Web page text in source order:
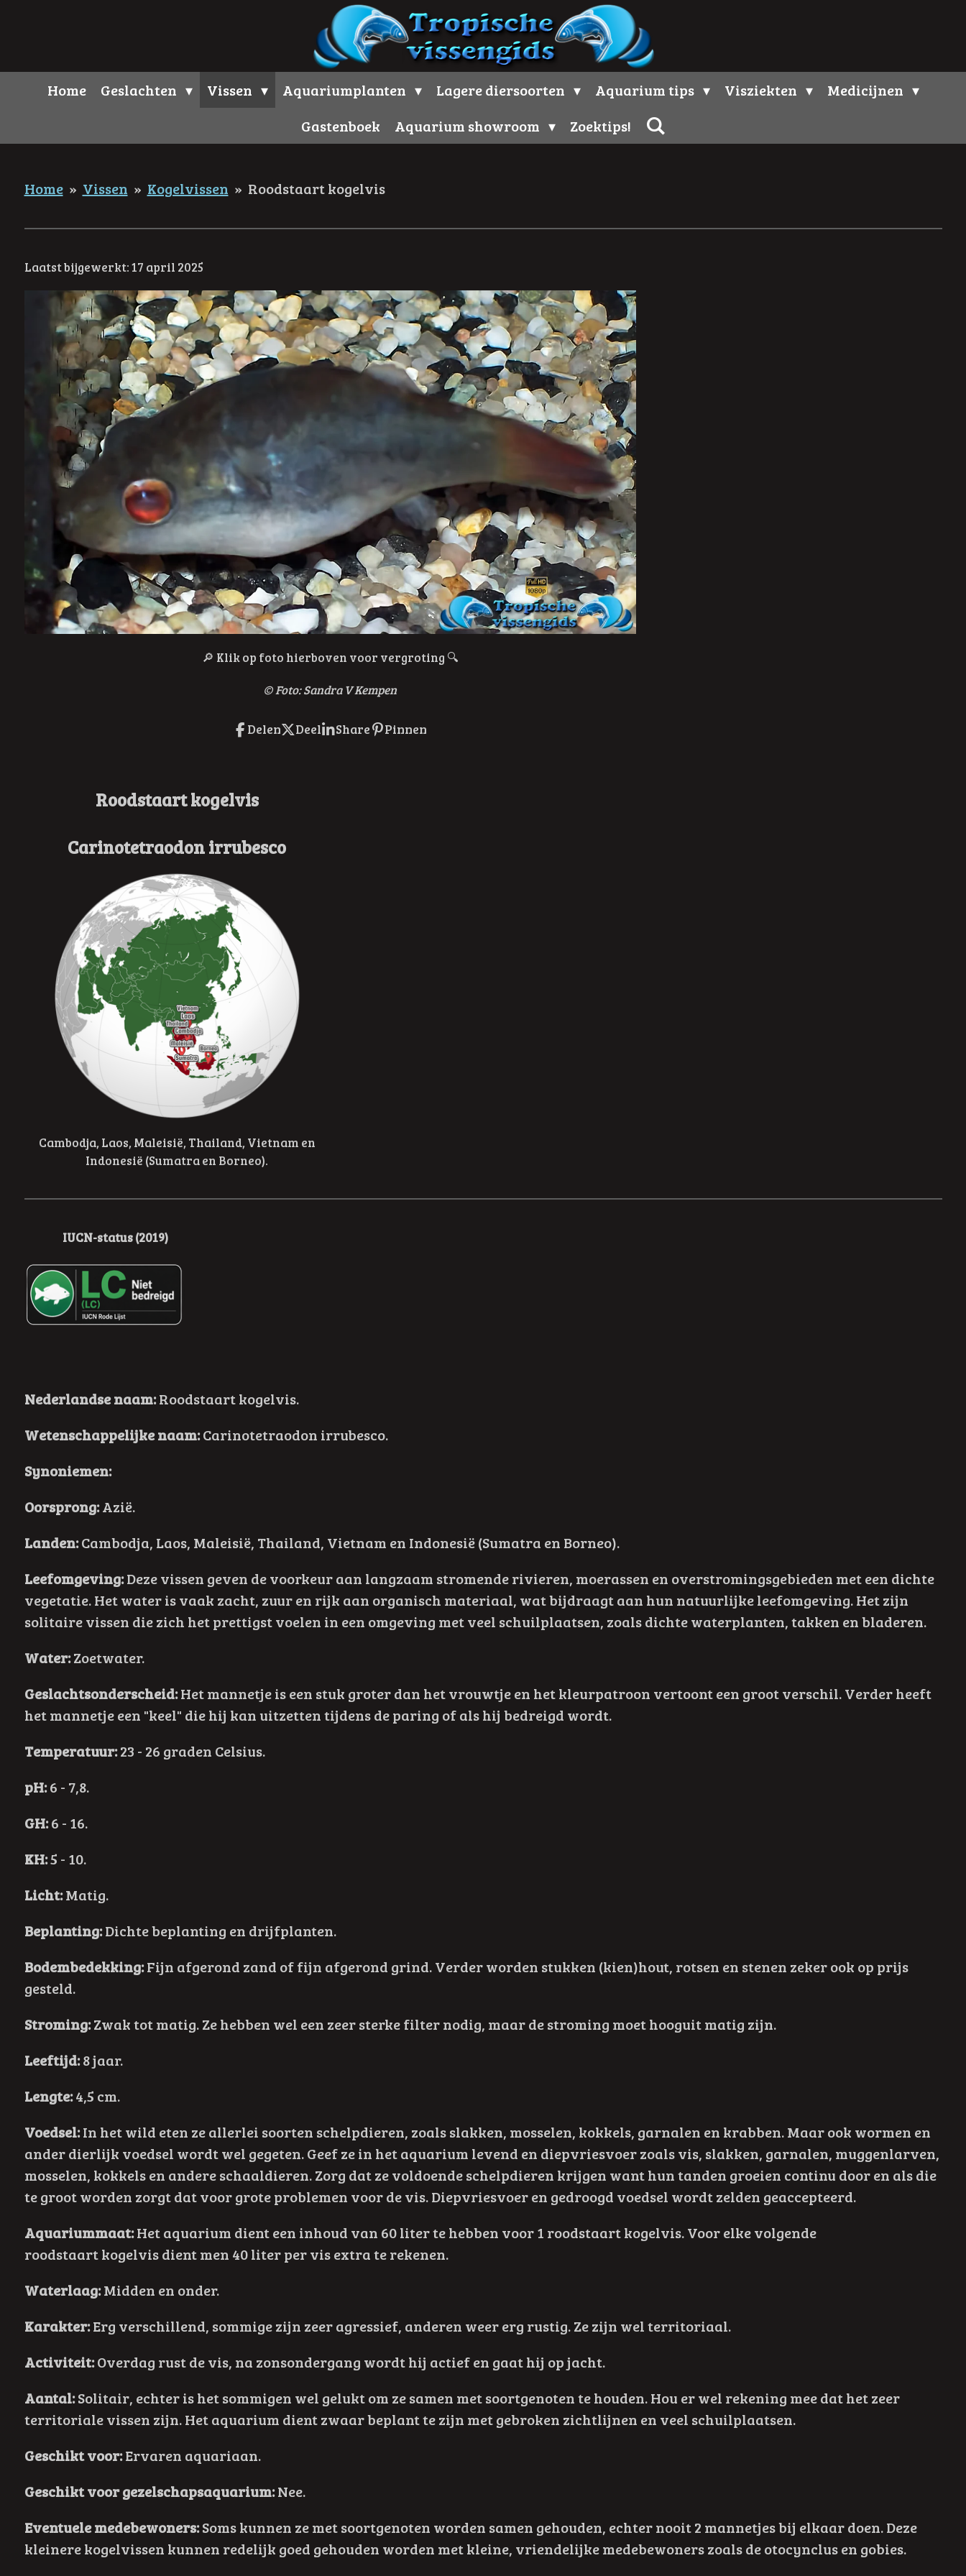
Home Geslachten Vissen Aquariumplanten Lagere diersoorten Aquarium tips Visziekten
Medicijnen
Gastenboek
Aquarium showroom Zoektips!
Home » Vissen » Kogelvissen » Roodstaart kogelvis
Laatst bijgewerkt: 17 april 2025
🔎 Klik op foto hierboven voor vergroting 🔍
© Foto: Sandra V Kempen
Delen Deel Share Pinnen
Roodstaart kogelvis
Carinotetraodon irrubesco
Cambodja, Laos, Maleisië, Thailand, Vietnam en
Indonesië (Sumatra en Borneo).
IUCN-status (2019)
Nederlandse naam:Roodstaart kogelvis.
Wetenschappelijke naam:Carinotetraodon irrubesco.
Synoniemen:
Oorsprong:Azië.
Landen:Cambodja, Laos, Maleisië, Thailand, Vietnam en Indonesië (Sumatra en Borneo).
Leefomgeving:Deze vissen geven de voorkeur aan langzaam stromende rivieren, moerassen en overstromingsgebieden met een dichte
vegetatie. Het water is vaak zacht, zuur en rijk aan organisch materiaal, wat bijdraagt aan hun natuurlijke leefomgeving. Het zijn
solitaire vissen die zich het prettigst voelen in een omgeving met veel schuilplaatsen, zoals dichte waterplanten, takken en bladeren.
Water:Zoetwater.
Geslachtsonderscheid:Het mannetje is een stuk groter dan het vrouwtje en het kleurpatroon vertoont een groot verschil. Verder heeft
het mannetje een "keel" die hij kan uitzetten tijdens de paring of als hij bedreigd wordt.
Temperatuur:23 - 26 graden Celsius.
pH:6 - 7,8.
GH:6 - 16.
KH:5 - 10.
Licht:Matig.
Beplanting:Dichte beplanting en drijfplanten.
Bodembedekking:Fijn afgerond zand of fijn afgerond grind. Verder worden stukken (kien)hout, rotsen en stenen zeker ook op prijs
gesteld.
Stroming:Zwak tot matig. Ze hebben wel een zeer sterke filter nodig, maar de stroming moet hooguit matig zijn.
Leeftijd:8 jaar.
Lengte:4,5 cm.
Voedsel:In het wild eten ze allerlei soorten schelpdieren, zoals slakken, mosselen, kokkels, garnalen en krabben. Maar ook wormen en
ander dierlijk voedsel wordt wel gegeten. Geef ze in het aquarium levend en diepvriesvoer zoals vis, slakken, garnalen, muggenlarven,
mosselen, kokkels en andere schaaldieren. Zorg dat ze voldoende schelpdieren krijgen want hun tanden groeien continu door en als die
te groot worden zorgt dat voor grote problemen voor de vis. Diepvriesvoer en gedroogd voedsel wordt zelden geaccepteerd.
Aquariummaat:Het aquarium dient een inhoud van 60 liter te hebben voor 1 roodstaart kogelvis. Voor elke volgende
roodstaart kogelvis dient men 40 liter per vis extra te rekenen.
Waterlaag:Midden en onder.
Karakter:Erg verschillend, sommige zijn zeer agressief, anderen weer erg rustig. Ze zijn wel territoriaal.
Activiteit:Overdag rust de vis, na zonsondergang wordt hij actief en gaat hij op jacht.
Aantal:Solitair, echter is het sommigen wel gelukt om ze samen met soortgenoten te houden. Hou er wel rekening mee dat het zeer
territoriale vissen zijn. Het aquarium dient zwaar beplant te zijn met gebroken zichtlijnen en veel schuilplaatsen.
Geschikt voor:Ervaren aquariaan.
Geschikt voor gezelschapsaquarium:Nee.
Eventuele medebewoners:Soms kunnen ze met soortgenoten worden samen gehouden, echter nooit 2 mannetjes bij elkaar doen. Deze
kleinere kogelvissen kunnen redelijk goed gehouden worden met kleine, vriendelijke medebewoners zoals de otocynclus en gobies.